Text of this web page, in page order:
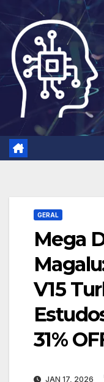
to
content
GERAL
Mega
V15
31%
JAN 17, 2026